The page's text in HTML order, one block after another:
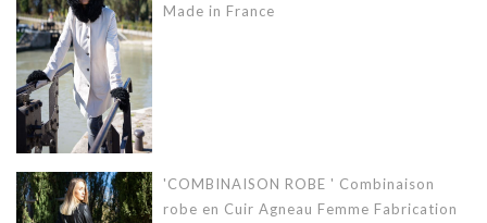
Made in France
'COMBINAISON ROBE ' Combinaison
robe en Cuir Agneau Femme Fabrication